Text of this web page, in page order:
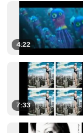
4:22
7:33